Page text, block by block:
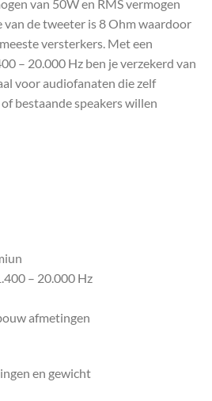
van 50W en RMS vermogen
van de tweeter is 8 Ohm waardoor
versterkers. Met een
– 20.000 Hz ben je verzekerd van
voor audiofanaten die zelf
bestaande speakers willen
– 20.000 Hz
afmetingen
en gewicht